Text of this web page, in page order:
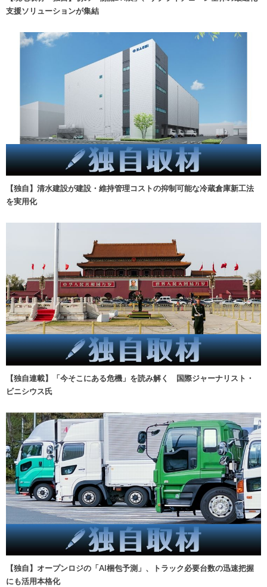
支援ソリューションが集結
【独自】清水建設が建設・維持管理コストの抑制可能な冷蔵倉庫新工法
を実用化
【独自連載】「今そこにある危機」を読み解く 国際ジャーナリスト・
ビニシウス氏
【独自】オープンロジの「AI梱包予測」、トラック必要台数の迅速把握
にも活用本格化